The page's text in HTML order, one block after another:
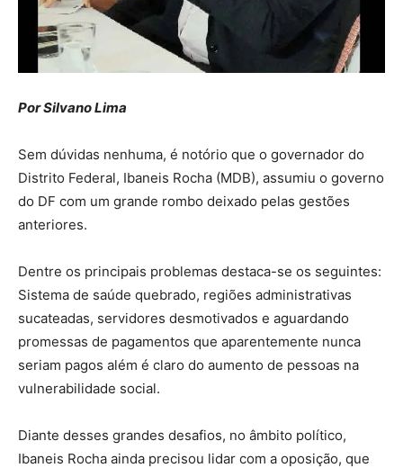
Por Silvano Lima
Sem dúvidas nenhuma, é notório que o governador do
Distrito Federal, Ibaneis Rocha (MDB), assumiu o governo
do DF com um grande rombo deixado pelas gestões
anteriores.
Dentre os principais problemas destaca-se os seguintes:
Sistema de saúde quebrado, regiões administrativas
sucateadas, servidores desmotivados e aguardando
promessas de pagamentos que aparentemente nunca
seriam pagos além é claro do aumento de pessoas na
vulnerabilidade social.
Diante desses grandes desafios, no âmbito político,
Ibaneis Rocha ainda precisou lidar com a oposição, que